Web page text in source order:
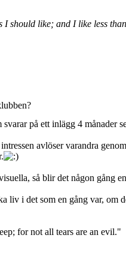
should like; and I like less
på ett inlägg 4 månader
avlöser varandra
så blir det någon gång
liv i det som en gång var, om
for not all tears are an evil."